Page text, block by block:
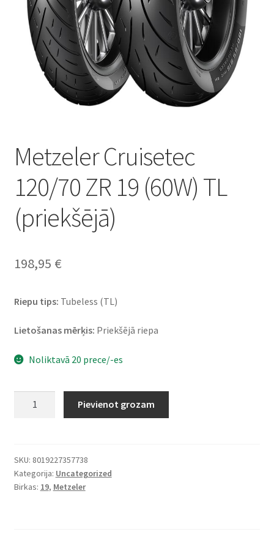
Metzeler Cruisetec
120/70 ZR 19 (60W) TL
(priekšējā)
198,95 €
Riepu tips: Tubeless (TL)
Lietošanas mērķis: Priekšējā riepa
Noliktavā 20 prece/-es
19
(60W)
TL
Pievienot grozam
SKU: 8019227357738
Kategorija: Uncategorized
Birkas: 19, Metzeler